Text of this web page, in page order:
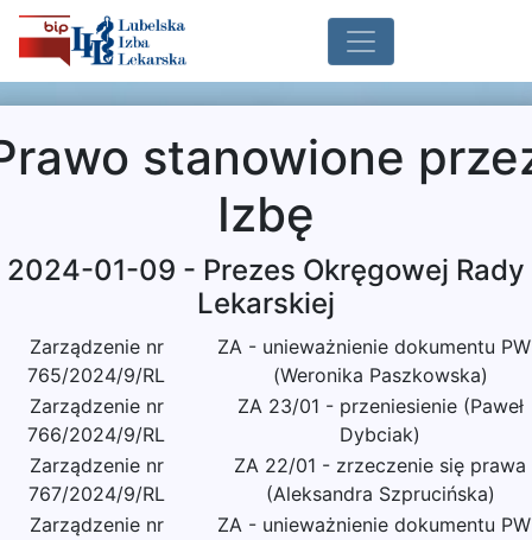
stanowione
Izbę
2024-01-09 - Prezes Okręgowej Rady
Lekarskiej
Zarządzenie nr
765/2024/9/RL
ZA - unieważnienie dokumentu
(Weronika Paszkowska)
Zarządzenie nr
766/2024/9/RL
ZA 23/01 - przeniesienie (Paweł
Dybciak)
Zarządzenie nr
767/2024/9/RL
ZA 22/01 - zrzeczenie się prawa
(Aleksandra Szprucińska)
Zarządzenie nr
ZA - unieważnienie dokumentu